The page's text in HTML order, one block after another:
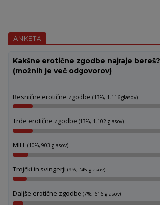
ANKETA
Kakšne erotične zgodbe najraje bereš?
(možnih je več odgovorov)
Resnične erotične zgodbe (13%, 1.116 glasov)
Trde erotične zgodbe (13%, 1.102 glasov)
MILF (10%, 903 glasov)
Trojčki in svingerji (9%, 745 glasov)
Daljše erotične zgodbe (7%, 616 glasov)